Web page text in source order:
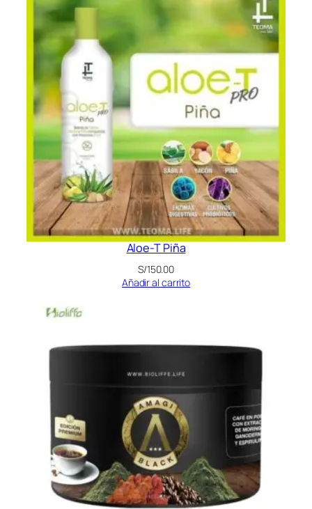
Aloe-T Piña
S/150.00
Añadir al carrito